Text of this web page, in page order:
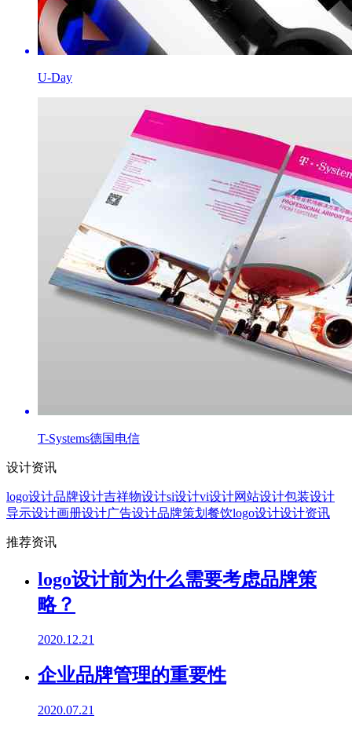
U-Day
T-Systems德国电信
设计资讯
logo设计品牌设计吉祥物设计si设计vi设计网站设计包装设计
导示设计画册设计广告设计品牌策划 餐饮logo设计设计资讯
推荐资讯
logo设计前为什么需要考虑品牌策
略？
2020.12.21
企业品牌管理的重要性
2020.07.21